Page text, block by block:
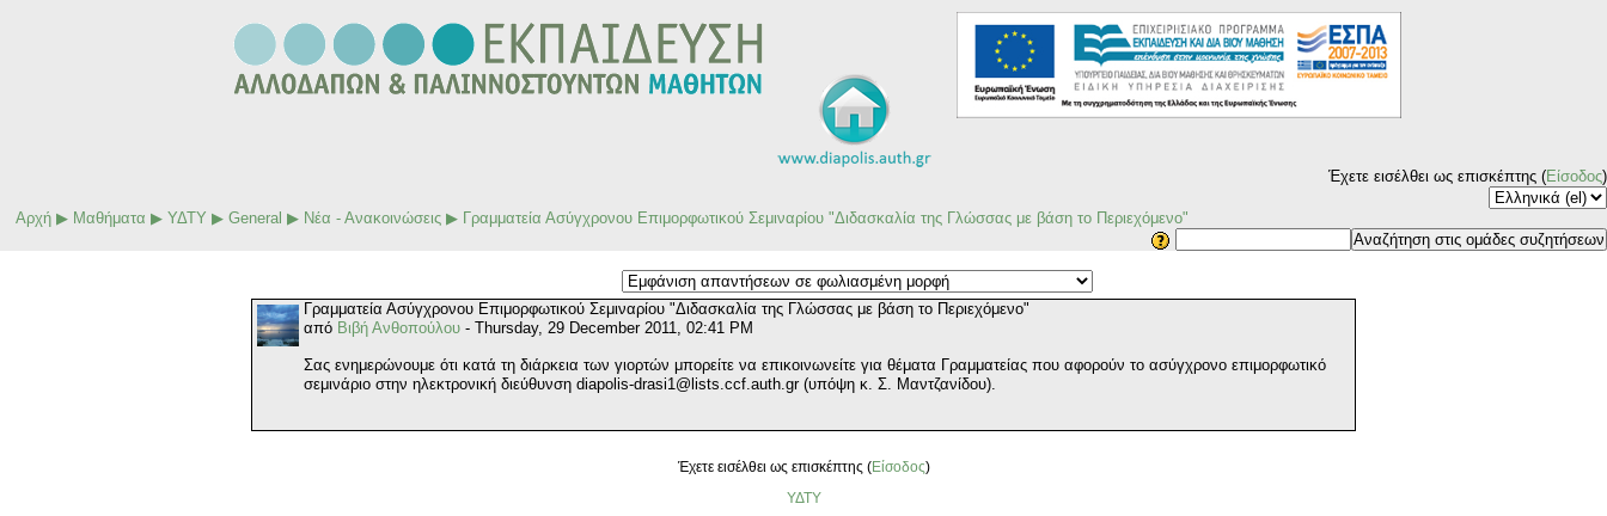
Έχετε εισέλθει ως επισκέπτης (Είσοδος)
Αρχή ▶ Μαθήματα ▶ ΥΔΤΥ ▶ General ▶ Νέα - Ανακοινώσεις ▶ Γραμματεία Ασύγχρονου Επιμορφωτικού Σεμιναρίου "Διδασκαλία της Γλώσσας με βάση το Περιεχόμενο"
Γραμματεία Ασύγχρονου Επιμορφωτικού Σεμιναρίου "Διδασκαλία της Γλώσσας με βάση το Περιεχόμενο"
από Βιβή Ανθοπούλου - Thursday, 29 December 2011, 02:41 PM
Σας ενημερώνουμε ότι κατά τη διάρκεια των γιορτών μπορείτε να επικοινωνείτε για θέματα Γραμματείας που αφορούν το ασύγχρονο επιμορφωτικό
σεμινάριο στην ηλεκτρονική διεύθυνση diapolis-drasi1@lists.ccf.auth.gr(υπόψη κ. Σ. Μαντζανίδου).
Έχετε εισέλθει ως επισκέπτης (Είσοδος)
ΥΔΤΥ